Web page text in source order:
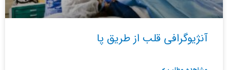
آنژیوگرافی قلب از طریق پا